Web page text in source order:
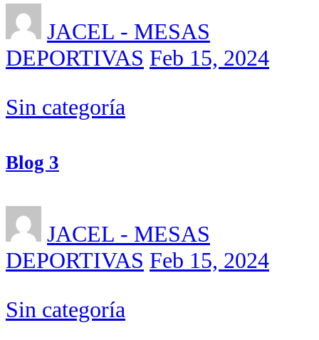
JACEL - MESAS
DEPORTIVAS Feb 15, 2024
Sin categoría
Blog 3
JACEL - MESAS
DEPORTIVAS Feb 15, 2024
Sin categoría